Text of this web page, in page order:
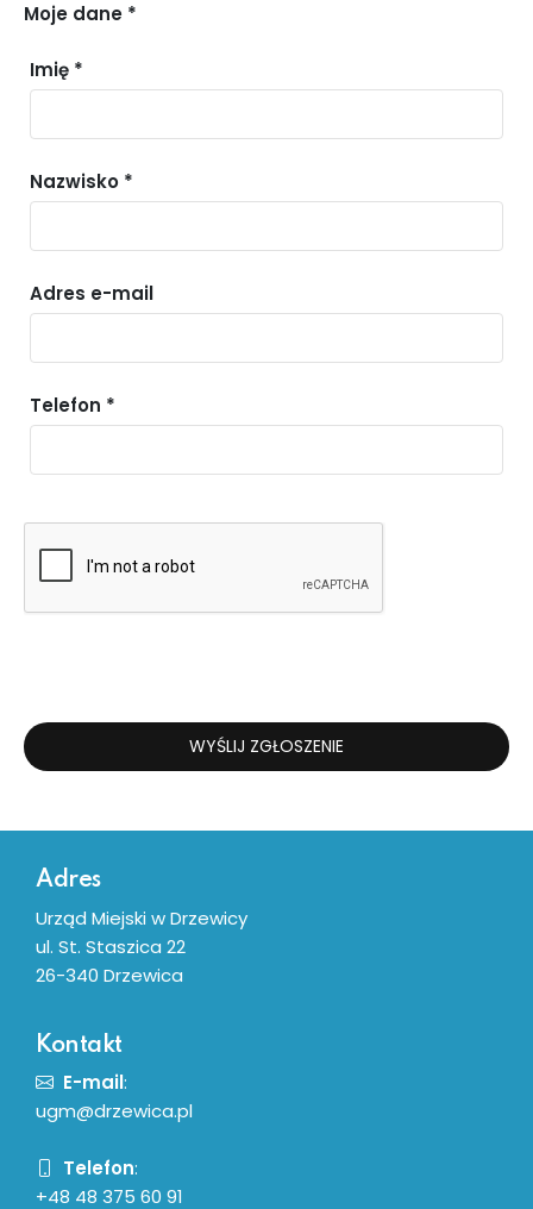
Moje dane *
Imię *
Nazwisko *
Adres e-mail
Telefon *
WYŚLIJ ZGŁOSZENIE
Adres
Urząd Miejski w Drzewicy
ul. St. Staszica 22
26-340 Drzewica
Kontakt
E-mail:
ugm@drzewica.pl
Telefon:
+48 48 375 60 91